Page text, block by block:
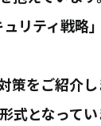
リティ戦略
をご紹介し
となってい